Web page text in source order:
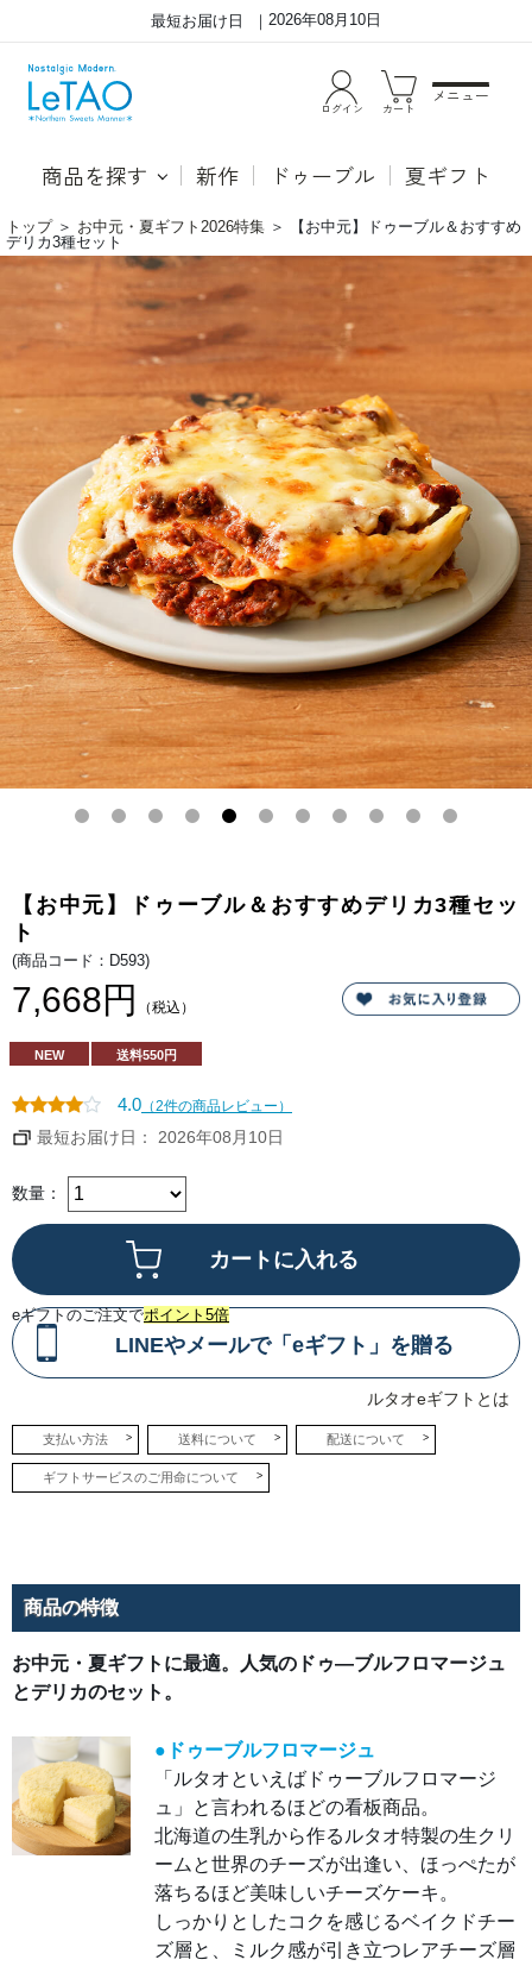
最短お届け日 2026年08月10日
ログイン カート
メニュー
商品を探す 新作 ドゥーブル 夏ギフト
トップ ＞ お中元・夏ギフト2026特集 ＞
【お中元】ドゥーブル＆おすすめ
デリカ3種セット
お
適。
人
ド
―
ブ
ル
フ
ロ
マ
ー
ジ
ュ
と
デ
リ
カ
の
セ
ッ
ト。
●ド
ブル
フロ
えば
ーブ
ルフ
ージ
ュ」
と言
看板
商
品。
北海
道の
生乳
から
作る
ルタ
オ特
製の
生ク
リー
ムと
世界
ぺた
が落
ちる
美味
チー
ズケ
ー
しっ
かり
たコ
クを
感じ
るベ
ーズ
層
と、
ミル
き立
つレ
アチ
ーズ
が、
口の
とな
って
とろ
けて
いき
るチ
ーズ
のボ
ロネ
ラザ
ニア
ラザ
地、
ボロ
ネー
ゼソ
ー
ス、
ホワ
イト
【お中元】ドゥーブル＆おすすめデリカ3種セッ
ト
(商品コード：D593)
7,668円 （税込）
NEW 送料550円
4.0 （2件の商品レビュー）
最短お届け日： 2026年08月10日
数量：
eギフトのご注文でポイント5倍
LINEやメールで「eギフト」を贈る
ルタオeギフトとは
支払い方法 送料について 配送について
ギフトサービスのご用命について
商品の特徴
お中元・夏ギフトに最適。人気のドゥ―ブルフロマージュ
とデリカのセット。
●ドゥーブルフロマージュ
「ルタオといえばドゥーブルフロマージ
ュ」と言われるほどの看板商品。
北海道の生乳から作るルタオ特製の生クリ
ームと世界のチーズが出逢い、ほっぺたが
落ちるほど美味しいチーズケーキ。
しっかりとしたコクを感じるベイクドチー
ズ層と、ミルク感が引き立つレアチーズ層